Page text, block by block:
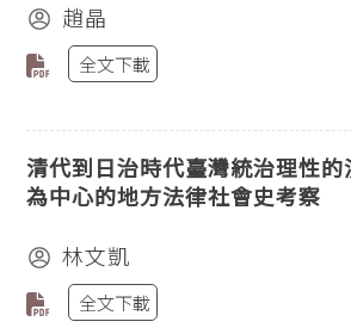
趙晶
全文下載
清代到日治時代臺灣統治理性
為中心的地方法律社會史考察
林文凱
全文下載